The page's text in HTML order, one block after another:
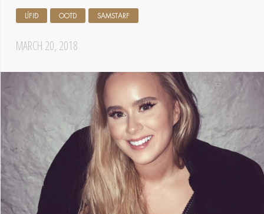
MARCH 20, 2018
LÍFIÐ OOTD SAMSTARF